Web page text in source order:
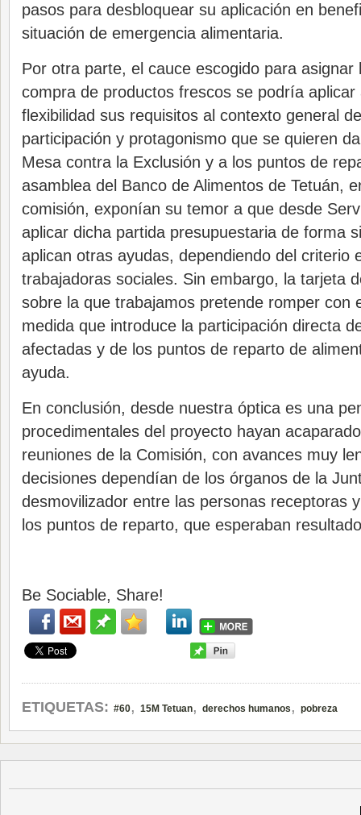
pasos para desbloquear su aplicación en
situación de emergencia alimentaria.
Por otra parte, el cauce escogido para asignar
compra de productos frescos se podría
flexibilidad sus requisitos al contexto general
participación y protagonismo que se quieren
Mesa contra la Exclusión y a los puntos de
asamblea del Banco de Alimentos de Tetuán,
comisión, exponían su temor a que desde
aplicar dicha partida presupuestaria de forma
aplican otras ayudas, dependiendo del criterio
trabajadoras sociales. Sin embargo, la tarjeta
sobre la que trabajamos pretende romper con
medida que introduce la participación directa
afectadas y de los puntos de reparto de
ayuda.
En conclusión, desde nuestra óptica es una
procedimentales del proyecto hayan
reuniones de la Comisión, con avances muy
decisiones dependían de los órganos de la
desmovilizador entre las personas receptoras
los puntos de reparto, que esperaban
Be Sociable, Share!
ETIQUETAS: #60, 15M Tetuan, derechos humanos , pobreza